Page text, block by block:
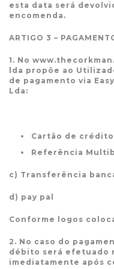
esta data será
encomenda.
ARTIGO 3 –
1. No
lda propõe ao
de pagamento via
Lda:
Cartão de
Referência
c) Transferência
d) pay pal
Conforme logos
2. No caso do
débito será efetuado
imediatamente após